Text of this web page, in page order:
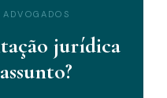
jurídica